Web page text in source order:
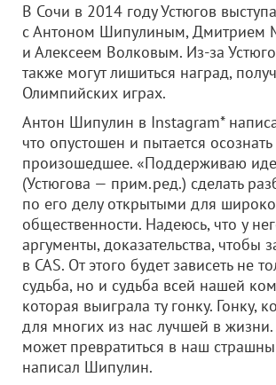
В Сочи в 2014 году Устюгов
с Антоном Шипулиным, Дмитрием
и Алексеем Волковым. Из-за
также могут лишиться наград,
Олимпийских играх.
Антон Шипулин в Instagram*
что опустошен и пытается осознать
произошедшее. «Поддерживаю
(Устюгова — прим.ред.) сделать
по его делу открытыми для
общественности. Надеюсь, что у
аргументы, доказательства, чтобы
в CAS. От этого будет зависеть не
судьба, но и судьба всей нашей
которая выиграла ту гонку. Гонку,
для многих из нас лучшей в жизни.
может превратиться в наш
написал Шипулин.